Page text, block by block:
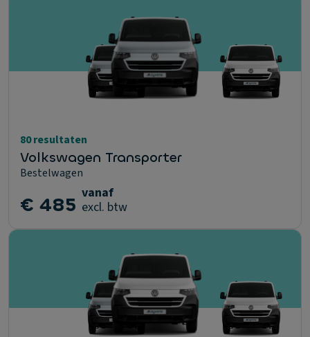
80 resultaten
Volkswagen Transporter
Bestelwagen
€ 485 vanaf
excl. btw